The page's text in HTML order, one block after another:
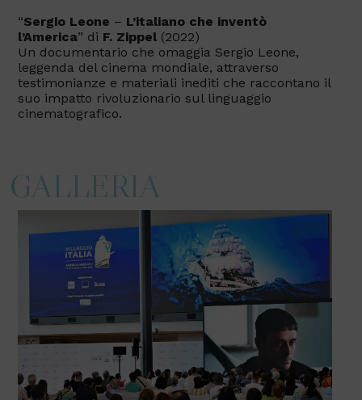
“Sergio Leone – L’italiano che inventò
l’America” di F. Zippel (2022)
Un documentario che omaggia Sergio Leone,
leggenda del cinema mondiale, attraverso
testimonianze e materiali inediti che raccontano il
suo impatto rivoluzionario sul linguaggio
cinematografico.
GALLERIA